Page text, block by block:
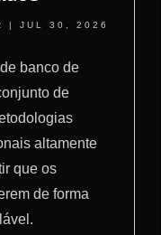
|JUL 30, 2026
banco de
de
altamente
que os
de forma